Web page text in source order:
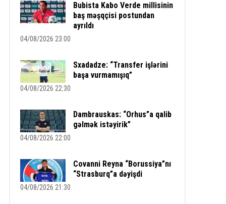
Bubista Kabo Verde millisinin
baş məşqçisi postundan
ayrıldı
04/08/2026 23:00
Sxadadze: “Transfer işlərini
başa vurmamışıq”
04/08/2026 22:30
Dambrauskas: “Orhus”a qalib
gəlmək istəyirik”
04/08/2026 22:00
Covanni Reyna “Borussiya”nı
“Strasburq”a dəyişdi
04/08/2026 21:30